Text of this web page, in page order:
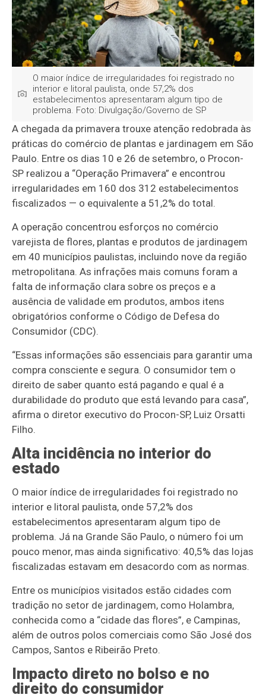
O maior índice de irregularidades foi registrado no
interior e litoral paulista, onde 57,2% dos
estabelecimentos apresentaram algum tipo de
problema. Foto: Divulgação/Governo de SP
A chegada da primavera trouxe atenção redobrada às
práticas do comércio de plantas e jardinagem em São
Paulo. Entre os dias 10 e 26 de setembro, o Procon-
SP realizou a “Operação Primavera” e encontrou
irregularidades em 160 dos 312 estabelecimentos
fiscalizados — o equivalente a 51,2% do total.
A operação concentrou esforços no comércio
varejista de flores, plantas e produtos de jardinagem
em 40 municípios paulistas, incluindo nove da região
metropolitana. As infrações mais comuns foram a
falta de informação clara sobre os preços e a
ausência de validade em produtos, ambos itens
obrigatórios conforme o Código de Defesa do
Consumidor (CDC).
“Essas informações são essenciais para garantir uma
compra consciente e segura. O consumidor tem o
direito de saber quanto está pagando e qual é a
durabilidade do produto que está levando para casa”,
afirma o diretor executivo do Procon-SP, Luiz Orsatti
Filho.
Alta incidência no interior do
estado
O maior índice de irregularidades foi registrado no
interior e litoral paulista, onde 57,2% dos
estabelecimentos apresentaram algum tipo de
problema. Já na Grande São Paulo, o número foi um
pouco menor, mas ainda significativo: 40,5% das lojas
fiscalizadas estavam em desacordo com as normas.
Entre os municípios visitados estão cidades com
tradição no setor de jardinagem, como Holambra,
conhecida como a “cidade das flores”, e Campinas,
além de outros polos comerciais como São José dos
Campos, Santos e Ribeirão Preto.
Impacto direto no bolso e no
direito do consumidor